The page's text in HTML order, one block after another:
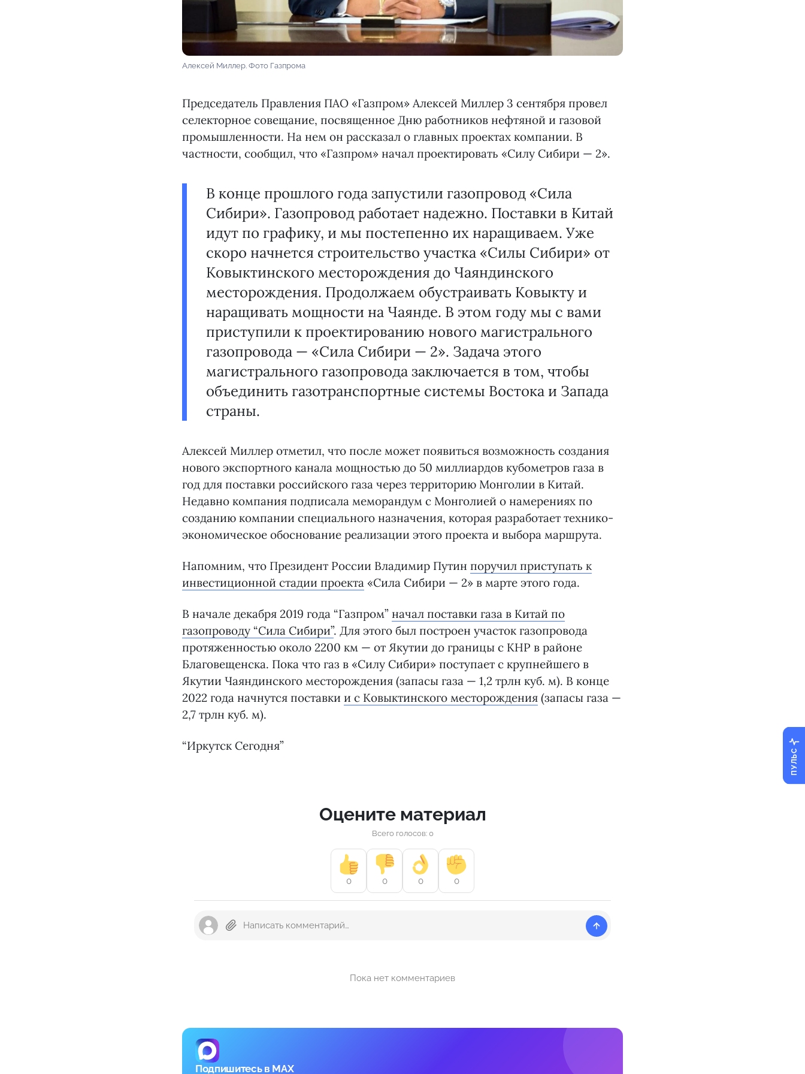
Алексей Миллер. Фото Газпрома
Председатель Правления ПАО «Газпром» Алексей Миллер 3 сентября провел
селекторное совещание, посвященное Дню работников нефтяной и газовой
промышленности. На нем он рассказал о главных проектах компании. В
частности, сообщил, что «Газпром» начал проектировать «Силу Сибири — 2».
В конце прошлого года запустили газопровод «Сила
Сибири». Газопровод работает надежно. Поставки в Китай
идут по графику, и мы постепенно их наращиваем. Уже
скоро начнется строительство участка «Силы Сибири» от
Ковыктинского месторождения до Чаяндинского
месторождения. Продолжаем обустраивать Ковыкту и
наращивать мощности на Чаянде. В этом году мы с вами
приступили к проектированию нового магистрального
газопровода — «Сила Сибири — 2». Задача этого
магистрального газопровода заключается в том, чтобы
объединить газотранспортные системы Востока и Запада
страны.
Алексей Миллер отметил, что после может появиться возможность создания
нового экспортного канала мощностью до 50 миллиардов кубометров газа в
год для поставки российского газа через территорию Монголии в Китай.
Недавно компания подписала меморандум с Монголией о намерениях по
созданию компании специального назначения, которая разработает технико-
экономическое обоснование реализации этого проекта и выбора маршрута.
Напомним, что Президент России Владимир Путин поручил приступать к
инвестиционной стадии проекта «Сила Сибири — 2» в марте этого года.
В начале декабря 2019 года “Газпром” начал поставки газа в Китай по
газопроводу “Сила Сибири”. Для этого был построен участок газопровода
протяженностью около 2200 км — от Якутии до границы с КНР в районе
Благовещенска. Пока что газ в «Силу Сибири» поступает с крупнейшего в
Якутии Чаяндинского месторождения (запасы газа — 1,2 трлн куб. м). В конце
2022 года начнутся поставки и с Ковыктинского месторождения (запасы газа —
2,7 трлн куб. м).
“Иркутск Сегодня”
Оцените материал
Всего голосов: 0
0 0 0 0
Пока нет комментариев
Подпишитесь в MAX
ПУЛЬС